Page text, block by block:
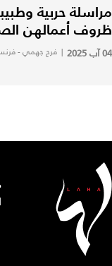
مراسلة حربية
ظروف أعمالهن
04 آب 2025 | فرح جهمي -